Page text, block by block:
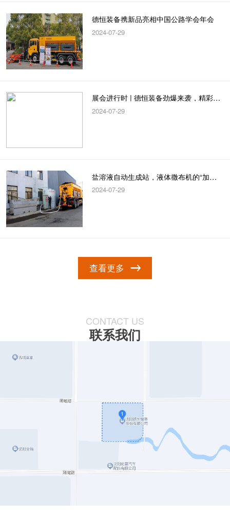
德恒装备携新品亮相中国公路学会年会
2024-07-29
展会进行时 | 德恒装备劲爆来袭，精彩不容错过！
2024-07-29
盐溶液自动生成站，液体撒布机的“加油站”
2024-07-29
查看更多
CONTACT US
联系我们